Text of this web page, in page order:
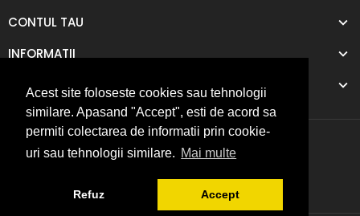
Acest site foloseste cookies sau tehnologii
similare. Apasand "Accept", esti de acord sa
permiti colectarea de informatii prin cookie-
uri sau tehnologii similare. Mai multe
Refuz Accept
CONTUL TAU
INFORMATII
COMPANIA NOASTRA